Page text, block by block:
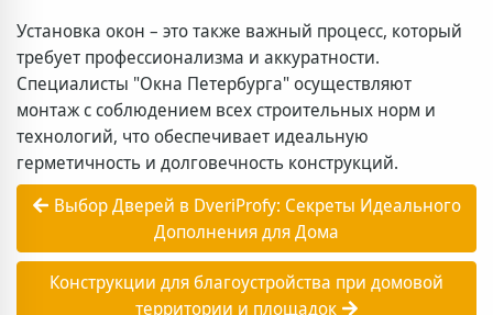
Установка окон – это также важный процесс, который
требует профессионализма и аккуратности.
Специалисты "Окна Петербурга" осуществляют
монтаж с соблюдением всех строительных норм и
технологий, что обеспечивает идеальную
герметичность и долговечность конструкций.
Выбор Дверей в DveriProfy: Секреты Идеального
Дополнения для Дома
Конструкции для благоустройства при домовой
территории и площадок